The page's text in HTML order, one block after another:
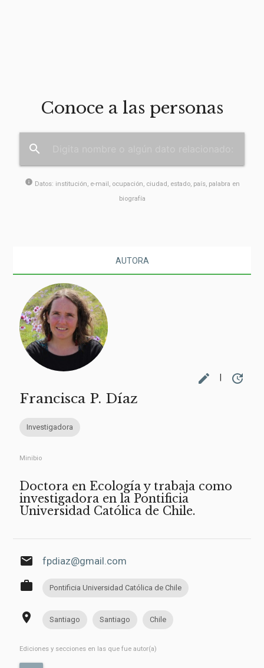
Conoce a las personas
search
info Datos: institución, e-mail, ocupación, ciudad, estado, país, palabra en
biografía
AUTORA
edit update
Francisca P. Díaz
Investigadora
Minibio
Doctora en Ecología y trabaja como
investigadora en la Pontificia
Universidad Católica de Chile.
email fpdiaz@gmail.com
work Pontificia Universidad Católica de Chile
place Santiago Santiago Chile
Ediciones y secciones en las que fue autor(a)